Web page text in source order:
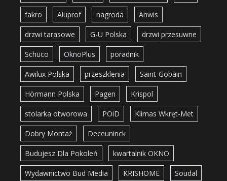
fakro Aluprof nagroda Anwis
drzwi tarasowe G-U Polska drzwi przesuwne
Schüco OknoPlus poradnik
Awilux Polska przeszklenia Saint-Gobain
Hörmann Polska Pagen Krispol
stolarka otworowa POiD Klimas Wkręt-Met
Dobry Montaż Deceuninck
Budujesz Dla Pokoleń kwartalnik OKNO
Wydawnictwo Bud Media KRISHOME Soudal